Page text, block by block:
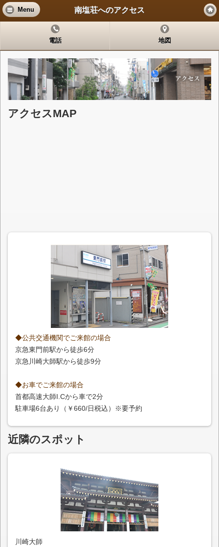
Menu 南塩荘へのアクセス
電話 地図
アクセスMAP
◆公共交通機関でご来館の場合
京急東門前駅から徒歩6分
京急川崎大師駅から徒歩9分
◆お車でご来館の場合
首都高速大師I.Cから車で2分
駐車場6台あり（￥660/日税込）※要予約
近隣のスポット
川崎大師